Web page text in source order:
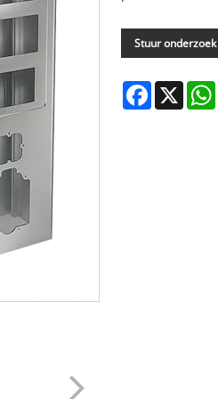
Stuur onderzoek
Facebook
X